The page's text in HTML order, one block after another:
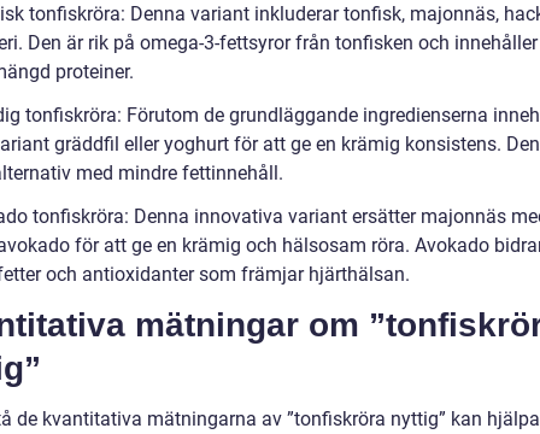
tonfiskröra: Denna variant inkluderar tonfisk, majonnäs,
Den är rik på omega-3-fettsyror från tonfisken och
proteiner.
tonfiskröra: Förutom de grundläggande ingredienserna
gräddfil eller yoghurt för att ge en krämig konsistens.
med mindre fettinnehåll.
tonfiskröra: Denna innovativa variant ersätter majonnäs
för att ge en krämig och hälsosam röra. Avokado
och antioxidanter som främjar hjärthälsan.
mätningar om
de kvantitativa mätningarna av ”tonfiskröra nyttig” kan